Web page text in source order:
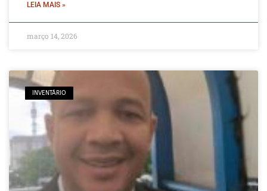
LEIA MAIS »
março 14, 2026
INVENTÁRIO